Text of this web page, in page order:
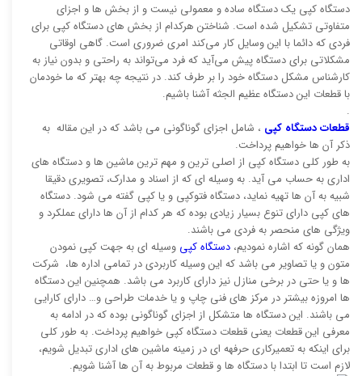
دستگاه کپی یک دستگاه ساده و معمولی نیست و از بخش ها و اجزای
متفاوتی تشکیل شده است. شناختن هرکدام از بخش های دستگاه کپی برای
فردی که دائما با این وسایل کار می‌کند امری ضروری است. گاهی اوقاتی
مشکلاتی برای دستگاه پیش می‌آید که فرد می‌تواند به راحتی و بدون نیاز به
کارشناس مشکل دستگاه خود را بر طرف کند. در نتیجه چه بهتر که ما خودمان
با قطعات این دستگاه عظیم الجثه آشنا باشیم.
.
قطعات دستگاه کپی ، شامل اجزای گوناگونی می باشد که در این مقاله به
ذکر آن ها خواهیم پرداخت.
به طور کلی دستگاه کپی از اصلی ترین و مهم ترین ماشین ها و دستگاه های
اداری به حساب می آید. به وسیله ای که از اسناد و مدارک، تصویری دقیقا
شبیه به آن ها تهیه نماید، دستگاه فتوکپی و یا کپی گفته می شود. دستگاه
های کپی دارای تنوع بسیار زیادی بوده که هر کدام از آن ها دارای عملکرد و
ویژگی های منحصر به فردی می باشند.
همان گونه که اشاره نمودیم، دستگاه کپی وسیله ای به جهت کپی نمودن
متون و یا تصاویر می باشد که این وسیله کاربردی در تمامی اداره ها، شرکت
ها و یا حتی در برخی منازل نیز دارای کاربرد می باشد. همچنین این دستگاه
ها امروزه بیشتر در مرکز های فنی چاپ و یا خدمات طراحی و… دارای کارایی
می باشند. این دستگاه ها متشکل از اجزای گوناگونی بوده که در ادامه به
معرفی این قطعات یعنی قطعات دستگاه کپی خواهیم پرداخت. به طور کلی
برای اینکه به تعمیرکاری حرفهه ای در زمینه ماشین های اداری تبدیل شویم،
لازم است تا ابتدا با دستگاه ها و قطعات مربوط به آن ها آشنا شویم.